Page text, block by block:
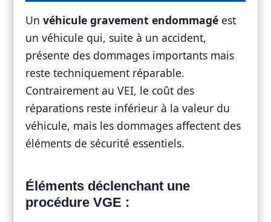
Unvéhicule gravement endommagé est
un véhicule qui, suite à un accident,
présente des dommages importants mais
reste techniquement réparable.
Contrairement au VEI, le coût des
réparations reste inférieur à la valeur du
véhicule, mais les dommages affectent des
éléments de sécurité essentiels.
Éléments déclenchant une
procédure VGE :